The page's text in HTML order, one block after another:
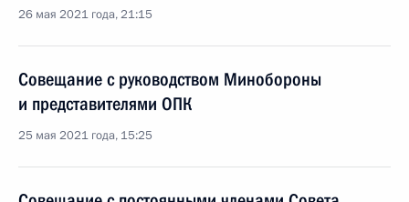
26 мая 2021 года, 21:15
Совещание с руководством Минобороны
и представителями ОПК
25 мая 2021 года, 15:25